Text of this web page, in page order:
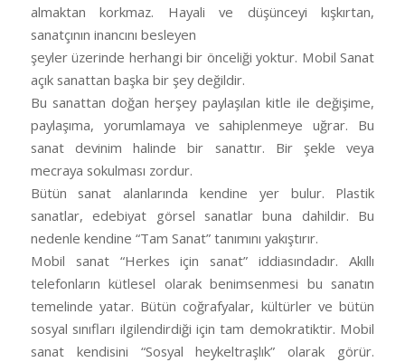
almaktan korkmaz. Hayali ve düşünceyi kışkırtan,
sanatçının inancını besleyen
şeyler üzerinde herhangi bir önceliği yoktur. Mobil Sanat
açık sanattan başka bir şey değildir.
Bu sanattan doğan herşey paylaşılan kitle ile değişime,
paylaşıma, yorumlamaya ve sahiplenmeye uğrar. Bu
sanat devinim halinde bir sanattır. Bir şekle veya
mecraya sokulması zordur.
Bütün sanat alanlarında kendine yer bulur. Plastik
sanatlar, edebiyat görsel sanatlar buna dahildir. Bu
nedenle kendine “Tam Sanat” tanımını yakıştırır.
Mobil sanat “Herkes için sanat” iddiasındadır. Akıllı
telefonların kütlesel olarak benimsenmesi bu sanatın
temelinde yatar. Bütün coğrafyalar, kültürler ve bütün
sosyal sınıfları ilgilendirdiği için tam demokratiktir. Mobil
sanat kendisini “Sosyal heykeltraşlık” olarak görür.